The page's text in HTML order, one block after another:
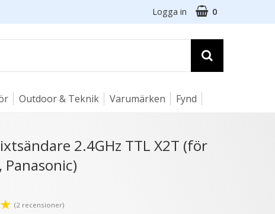
Logga in 0
Outdoor & Teknik Varumärken Fynd
2.4GHz TTL X2T (för
Panasonic)
★ (2 recensioner)